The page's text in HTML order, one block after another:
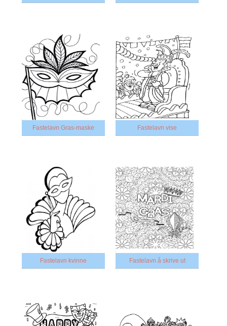
Fastelavn Gras-maske Fastelavn vise
Fastelavn kvinne Fastelavn å skrive ut